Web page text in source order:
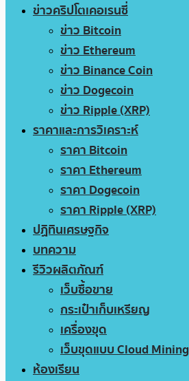
ข่าวคริปโตเคอเรนซี่
ข่าว Bitcoin
ข่าว Ethereum
ข่าว Binance Coin
ข่าว Dogecoin
ข่าว Ripple (XRP)
ราคาและการวิเคราะห์
ราคา Bitcoin
ราคา Ethereum
ราคา Dogecoin
ราคา Ripple (XRP)
ปฏิทินเศรษฐกิจ
บทความ
รีวิวผลิตภัณฑ์
เว็บซื้อขาย
กระเป๋าเก็บเหรียญ
เครื่องขุด
เว็บขุดแบบ Cloud Mining
ห้องเรียน